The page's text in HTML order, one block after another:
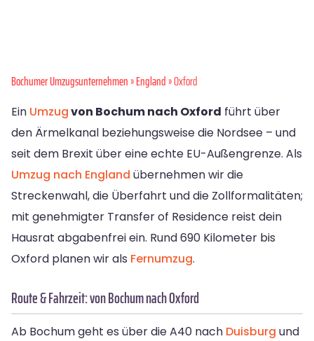
Bochumer Umzugsunternehmen»England» Oxford
Ein Umzugvon Bochum nach Oxford führt über
den Ärmelkanal beziehungsweise die Nordsee – und
seit dem Brexit über eine echte EU-Außengrenze. Als
Umzug nach England übernehmen wir die
Streckenwahl, die Überfahrt und die Zollformalitäten;
mit genehmigter Transfer of Residence reist dein
Hausrat abgabenfrei ein. Rund 690 Kilometer bis
Oxford planen wir als Fernumzug.
Route & Fahrzeit: von Bochum nach Oxford
Ab Bochum geht es über die A40 nach Duisburg und